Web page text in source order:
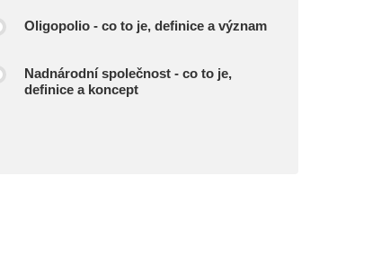
Oligopolio - co to je, definice a význam
Nadnárodní společnost - co to je,
definice a koncept